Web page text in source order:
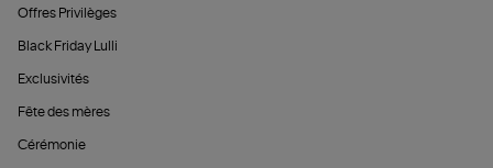
Offres Privilèges
Black Friday Lulli
Exclusivités
Fête des mères
Cérémonie